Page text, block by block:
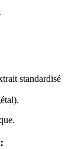
standardisé